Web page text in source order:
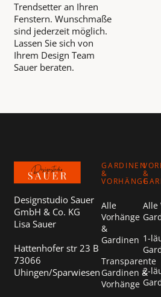
Trendsetter an Ihren
Fenstern. Wunschmaße
sind jederzeit möglich.
Lassen Sie sich von
Ihrem Design Team
Sauer beraten.
Designstudio Sauer
GmbH & Co. KG
Lisa Sauer
Hattenhofer str 23 B
73066
Uhingen/Sparwiesen
GARDINEN
&
VORHÄNGE
Alle
Vorhänge
&
Gardinen
Transparente
Gardinen &
Vorhänge
&
Alle
1-
2-